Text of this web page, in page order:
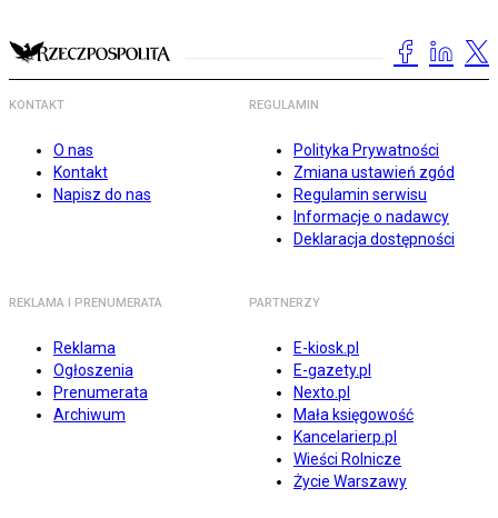
KONTAKT
O nas
Kontakt
Napisz do nas
REGULAMIN
Polityka Prywatności
Zmiana ustawień zgód
Regulamin serwisu
Informacje o nadawcy
Deklaracja dostępności
REKLAMA I PRENUMERATA
Reklama
Ogłoszenia
Prenumerata
Archiwum
PARTNERZY
E-kiosk.pl
E-gazety.pl
Nexto.pl
Mała księgowość
Kancelarierp.pl
Wieści Rolnicze
Życie Warszawy